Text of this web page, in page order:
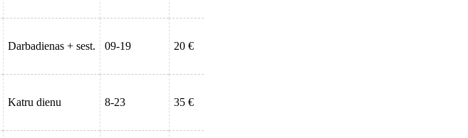
Darbadienas + sest. 09-19 20 €
Katru dienu 8-23 35 €